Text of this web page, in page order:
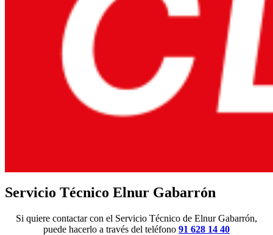
Servicio Técnico Elnur Gabarrón
Si quiere contactar con el Servicio Técnico de Elnur Gabarrón,
puede hacerlo a través del teléfono 91 628 14 40